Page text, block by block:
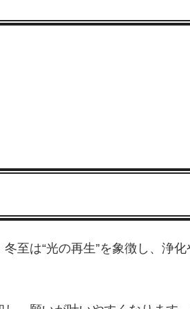
至は“光の再生”を象徴し、浄